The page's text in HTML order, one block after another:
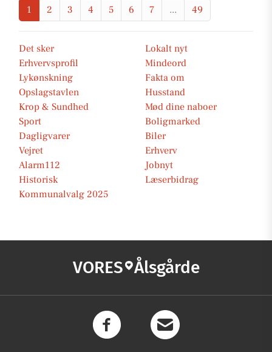
1 2 3 4 5 6 7 ... 49
Det sker
Lokalt nyt
Erhvervsprofil
Mindeord
Lykønskning
Fakta om
Opslagstavlen
Husstand
Krop & Sundhed
Mød dine naboer
Sport
Boligmarked
Dagligvarer
Biler
Vejret
Erhverv
Alarm112
Jobnyt
Historisk
Læserbidrag
Kommunalvalg 2025
VORES Ålsgårde